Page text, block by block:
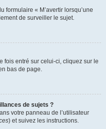
formulaire « M’avertir lorsqu’une
de surveiller le sujet.
fois entré sur celui-ci, cliquez sur le
bas de page.
de sujets ?
votre panneau de l’utilisateur
) et suivez les instructions.